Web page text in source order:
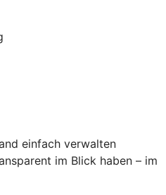
einfach verwalten
im Blick haben – im